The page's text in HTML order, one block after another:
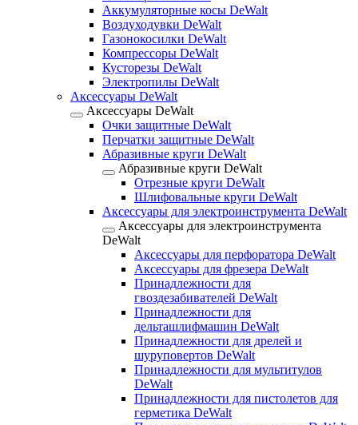
Аккумуляторные косы DeWalt
Воздуходувки DeWalt
Газонокосилки DeWalt
Компрессоры DeWalt
Кусторезы DeWalt
Электропилы DeWalt
Аксессуары DeWalt
Аксессуары DeWalt
Очки защитные DeWalt
Перчатки защитные DeWalt
Абразивные круги DeWalt
Абразивные круги DeWalt
Отрезные круги DeWalt
Шлифовальные круги DeWalt
Аксессуары для электроинструмента DeWalt
Аксессуары для электроинструмента
DeWalt
Аксессуары для перфоратора DeWalt
Аксессуары для фрезера DeWalt
Принадлежности для
гвоздезабивателей DeWalt
Принадлежности для
дельташлифмашин DeWalt
Принадлежности для дрелей и
шуруповертов DeWalt
Принадлежности для мультитулов
DeWalt
Принадлежности для пистолетов для
герметика DeWalt